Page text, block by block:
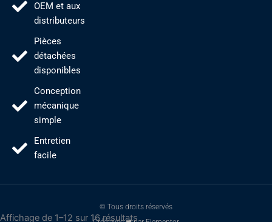
Affichage de 1–12 sur 16 résultats
OEM et aux
distributeurs
Pièces
détachées
disponibles
Conception
mécanique
simple
Entretien
facile
© Tous droits réservés